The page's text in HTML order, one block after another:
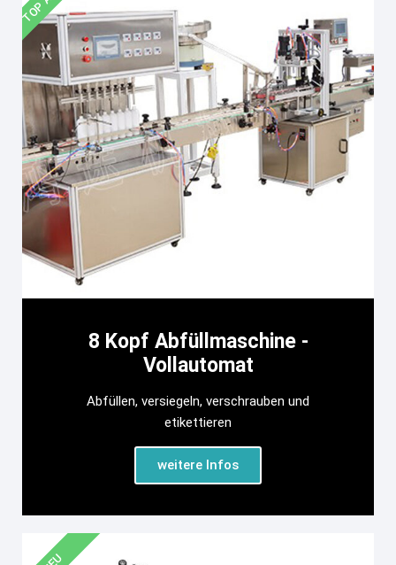
8 Kopf Abfüllmaschine -
Vollautomat
Abfüllen, versiegeln, verschrauben und
etikettieren
weitere Infos